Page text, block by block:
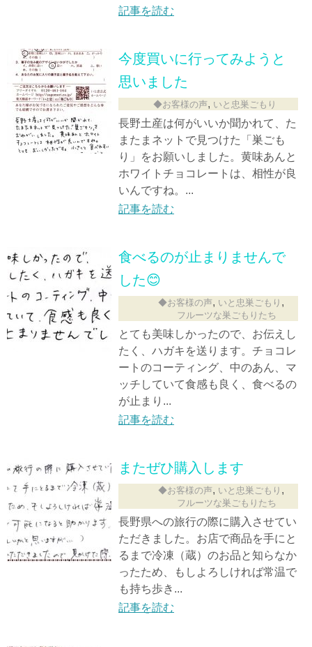
記事を読む
今度買いに行ってみようと
思いました
◆お客様の声, いと忠巣ごもり
長野土産は何がいいか聞かれて、た
またまネットで見つけた「巣ごも
り」をお願いしました。黄味あんと
ホワイトチョコレートは、相性が良
いんですね。...
記事を読む
食べるのが止まりませんで
した😊
◆お客様の声, いと忠巣ごもり ,
フルーツな巣ごもりたち
とても美味しかったので、お伝えし
たく、ハガキを送ります。チョコレ
ートのコーティング、中のあん、マ
ッチしていて食感も良く、食べるの
が止まり...
記事を読む
またぜひ購入します
◆お客様の声, いと忠巣ごもり ,
フルーツな巣ごもりたち
長野県への旅行の際に購入させてい
ただきました。お店で商品を手にと
るまで冷凍（蔵）のお品と知らなか
ったため、もしよろしければ常温で
も持ち歩き...
記事を読む